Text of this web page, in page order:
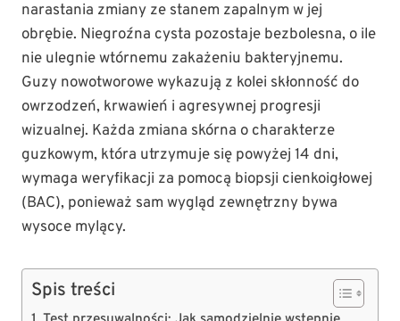
narastania zmiany ze stanem zapalnym w jej
obrębie. Niegroźna cysta pozostaje bezbolesna, o ile
nie ulegnie wtórnemu zakażeniu bakteryjnemu.
Guzy nowotworowe wykazują z kolei skłonność do
owrzodzeń, krwawień i agresywnej progresji
wizualnej. Każda zmiana skórna o charakterze
guzkowym, która utrzymuje się powyżej 14 dni,
wymaga weryfikacji za pomocą biopsji cienkoigłowej
(BAC), ponieważ sam wygląd zewnętrzny bywa
wysoce mylący.
Spis treści